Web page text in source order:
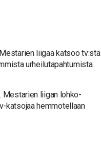
liigaa katsoo tv:stä
urheilutapahtumista.
Mestarien liigan lohko-
katsojaa hemmotellaan